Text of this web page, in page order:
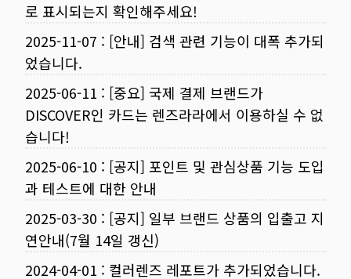
로 표시되는지 확인해주세요!
2025-11-07 : [안내] 검색 관련 기능이 대폭 추가되
었습니다.
2025-06-11 : [중요] 국제 결제 브랜드가
DISCOVER인 카드는 렌즈라라에서 이용하실 수 없
습니다!
2025-06-10 : [공지] 포인트 및 관심상품 기능 도입
과 테스트에 대한 안내
2025-03-30 : [공지] 일부 브랜드 상품의 입출고 지
연안내(7월 14일 갱신)
2024-04-01 : 컬러렌즈 레포트가 추가되었습니다.